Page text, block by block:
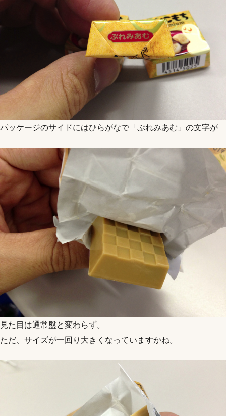
パッケージのサイドにはひらがなで「ぷれみあむ」の文字が
見た目は通常盤と変わらず。
ただ、サイズが一回り大きくなっていますかね。